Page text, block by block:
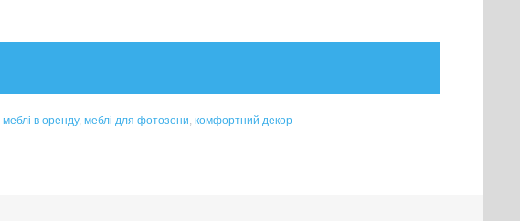
меблі в оренду, меблі для фотозони, комфортний декор